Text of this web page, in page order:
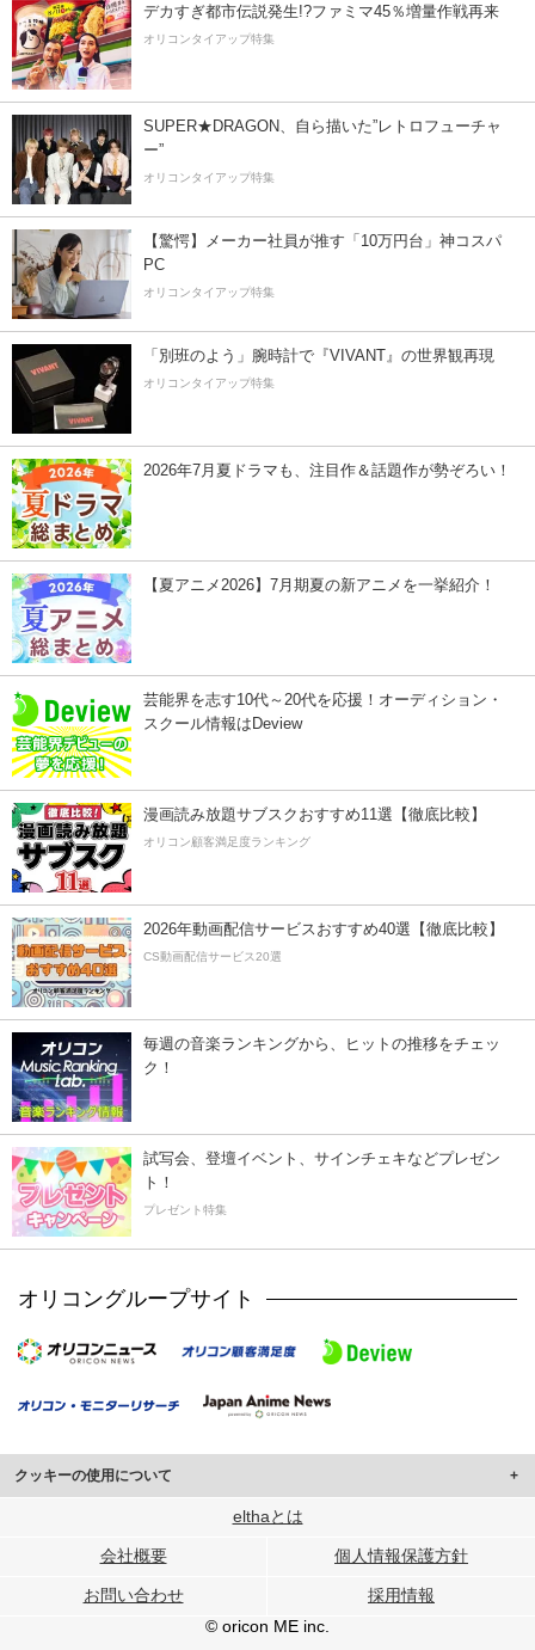
デカすぎ都市伝説発生!?ファミマ45％増量作戦再来
オリコンタイアップ特集
SUPER★DRAGON、自ら描いた”レトロフューチャ
ー”
オリコンタイアップ特集
【驚愕】メーカー社員が推す「10万円台」神コスパ
PC
オリコンタイアップ特集
「別班のよう」腕時計で『VIVANT』の世界観再現
オリコンタイアップ特集
2026年7月夏ドラマも、注目作＆話題作が勢ぞろい！
【夏アニメ2026】7月期夏の新アニメを一挙紹介！
芸能界を志す10代～20代を応援！オーディション・
スクール情報はDeview
漫画読み放題サブスクおすすめ11選【徹底比較】
オリコン顧客満足度ランキング
2026年動画配信サービスおすすめ40選【徹底比較】
CS動画配信サービス20選
毎週の音楽ランキングから、ヒットの推移をチェッ
ク！
試写会、登壇イベント、サインチェキなどプレゼン
ト！
プレゼント特集
オリコングループサイト
クッキーの使用について
このサイトでは Cookie を使用して、ユーザーに合わせたコンテンツや広告の
行っています。
メディアや広告配信、データ解析の各パートナーに提供しています。
ユーザーが各パートナーのサービスを使用したときに収集した他の情報を組み
elthaとは
会社概要 個人情報保護方針
お問い合わせ
採用情報
© oricon ME inc.